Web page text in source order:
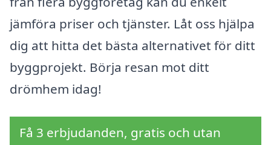
jämföra priser och tjänster. Låt oss hjälpa
dig att hitta det bästa alternativet för ditt
byggprojekt. Börja resan mot ditt
drömhem idag!
Få 3 erbjudanden, gratis och utan